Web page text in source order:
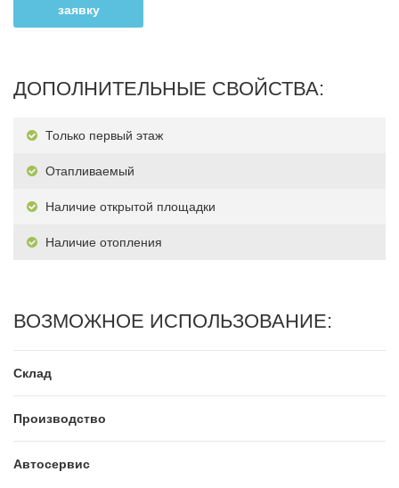
заявку
ДОПОЛНИТЕЛЬНЫЕ СВОЙСТВА:
Только первый этаж
Отапливаемый
Наличие открытой площадки
Наличие отопления
ВОЗМОЖНОЕ ИСПОЛЬЗОВАНИЕ:
Склад
Производство
Автосервис